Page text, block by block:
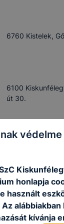
6760 Kistelek,
6100
út 30.
6600 Szentes,
14/B.
honlapja
használt
kívánja